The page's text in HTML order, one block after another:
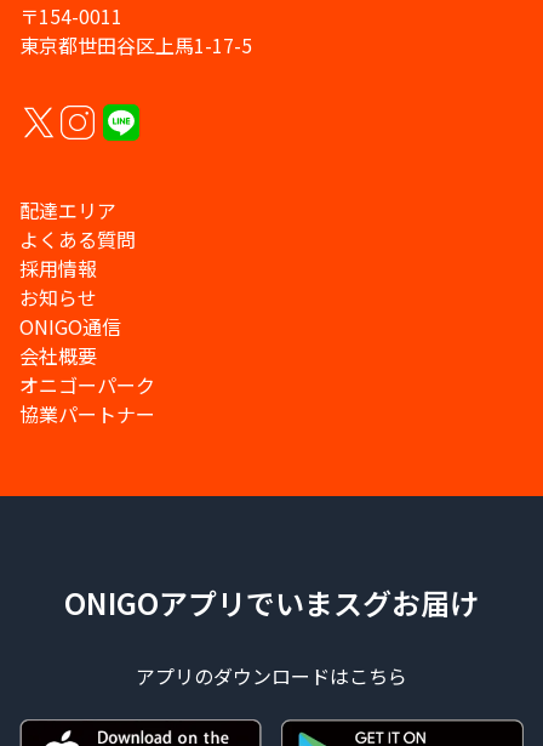
〒154-0011
東京都世田谷区上馬1-17-5
配達エリア
よくある質問
採用情報
お知らせ
ONIGO通信
会社概要
オニゴーパーク
協業パートナー
ONIGOアプリでいまスグお届け
アプリのダウンロードはこちら